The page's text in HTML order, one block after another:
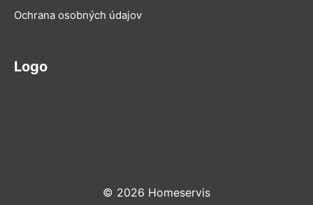
Ochrana osobných údajov
Logo
© 2026 Homeservis